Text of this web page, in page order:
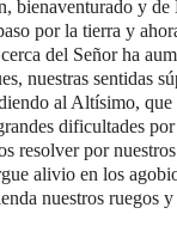
bienaventurado y de
por la tierra y
del Señor ha
nuestras sentidas
al Altísimo, que
dificultades por
resolver por
alivio en los
nuestros ruegos